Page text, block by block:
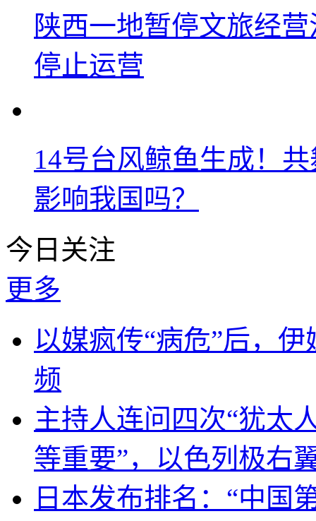
陕西一地暂停文旅经
停止运营
14号台风鲸鱼生成！
影响我国吗？
今日关注
更多
以媒疯传“病危”后，
频
主持人连问四次“犹太
等重要”，以色列极右
日本发布排名：“中国